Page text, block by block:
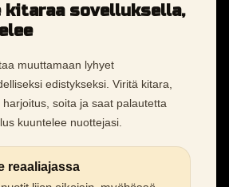
sovelluksella,
muuttamaan lyhyet
edistykseksi. Viritä kitara,
soita ja saat palautetta
kuuntelee nuottejasi.
reaaliajassa